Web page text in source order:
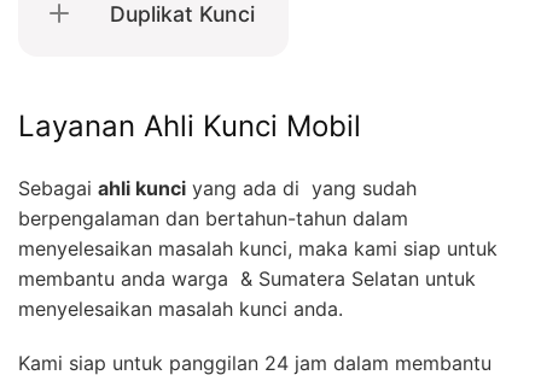
Duplikat Kunci
Layanan Ahli Kunci Mobil
Sebagai ahli kunci yang ada di yang sudah
berpengalaman dan bertahun-tahun dalam
menyelesaikan masalah kunci, maka kami siap untuk
membantu anda warga & Sumatera Selatan untuk
menyelesaikan masalah kunci anda.
Kami siap untuk panggilan 24 jam dalam membantu